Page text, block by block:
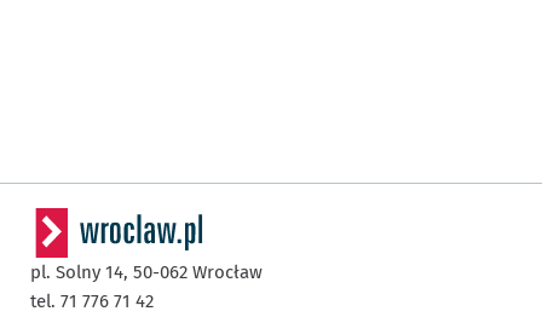
pl. Solny 14, 50-062 Wrocław
tel. 71 776 71 42